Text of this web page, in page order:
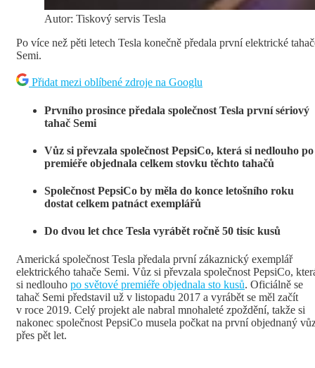
Autor: Tiskový servis Tesla
Po více než pěti letech Tesla konečně předala první elektrické
Semi.
Přidat mezi oblíbené zdroje na Googlu
Prvního prosince předala společnost Tesla první sériový
tahač Semi
Vůz si převzala společnost PepsiCo, která si nedlouho po
premiéře objednala celkem stovku těchto tahačů
Společnost PepsiCo by měla do konce letošního roku
dostat celkem patnáct exemplářů
Do dvou let chce Tesla vyrábět ročně 50 tisíc kusů
Americká společnost Tesla předala první zákaznický exemplář
elektrického tahače Semi. Vůz si převzala společnost PepsiCo,
si nedlouho po světové premiéře objednala sto kusů. Oficiálně se
tahač Semi představil už v listopadu 2017 a vyrábět se měl začít
v roce 2019. Celý projekt ale nabral mnohaleté zpoždění, takže si
nakonec společnost PepsiCo musela počkat na první objednaný
přes pět let.